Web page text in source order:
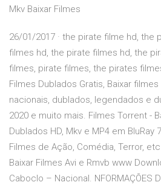
Mkv Baixar Filmes
26/01/2017 · the pirate filme hd, the
filmes hd, the pirate filmes hd, the
filmes, pirate filmes, the pirates
Filmes Dublados Gratis, Baixar
nacionais, dublados, legendados e
2020 e muito mais. Filmes Torrent -
Dublados HD, Mkv e MP4 em BluRay
Filmes de Ação, Comédia, Terror,
Baixar Filmes Avi e Rmvb www
Caboclo – Nacional. NFORMAÇÕES